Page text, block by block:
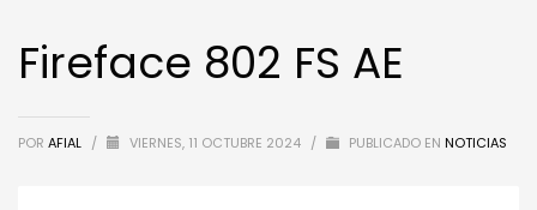
Fireface 802 FS AE
POR AFIAL / VIERNES, 11 OCTUBRE 2024 / PUBLICADO EN NOTICIAS